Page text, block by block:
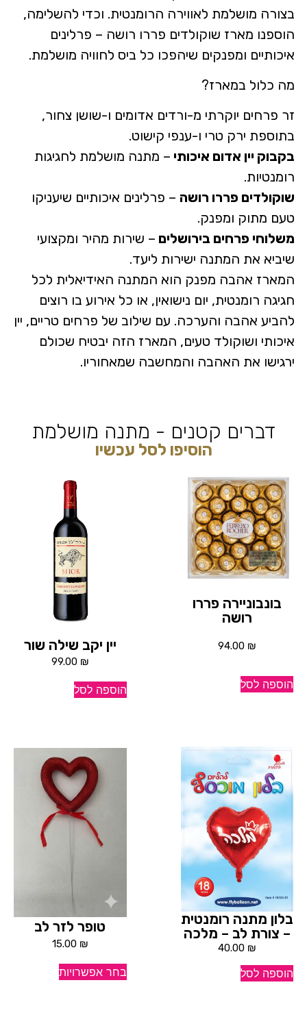
בצורה מושלמת לאווירה הרומנטית. וכדי להשלימה,
הוספנו מארז שוקולדים פררו רושה – פרלינים
איכותיים ומפנקים שיהפכו כל ביס לחוויה מושלמת.
מה כלול במארז?
זר פרחים יוקרתי מ-ורדים אדומים ו-שושן צחור,
בתוספת ירק טרי ו-ענפי קישוט.
בקבוק יין אדום איכותי – מתנה מושלמת לחגיגות
רומנטיות.
שוקולדים פררו רושה – פרלינים איכותיים שיעניקו
טעם מתוק ומפנק.
משלוחי פרחים בירושלים – שירות מהיר ומקצועי
שיביא את המתנה ישירות ליעד.
המארז אהבה מפנק הוא המתנה האידיאלית לכל
חגיגה רומנטית, יום נישואין, או כל אירוע בו רוצים
להביע אהבה והערכה. עם שילוב של פרחים טריים, יין
איכותי ושוקולד טעים, המארז הזה יבטיח שכולם
ירגישו את האהבה והמחשבה שמאחוריו.
דברים קטנים - מתנה מושלמת
הוסיפו לסל עכשיו
בונבוניירה פררו
רושה
94.00 ₪
הוספה לסל
יין יקב שילה שור
99.00 ₪
הוספה לסל
בלון מתנה רומנטית
– צורת לב – מלכה
40.00 ₪
הוספה לסל
טופר לזר לב
15.00 ₪
בחר אפשרויות